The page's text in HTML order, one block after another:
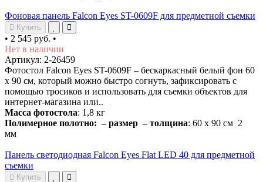
Фоновая панель Falcon Eyes ST-0609F для предметной съемки
Купить
• 2 545 руб. •
Нет в наличии
Артикул: 2-26459
Фотостол Falcon Eyes ST-0609F – бескаркасный белый фон 60
х 90 см, который можно быстро согнуть, зафиксировать с
помощью тросиков и использовать для съемки объектов для
интернет-магазина или..
Масса фотостола: 1,8 кг
Полимерное полотно: – размер – толщина: 60 х 90 см 2
мм
Панель светодиодная Falcon Eyes Flat LED 40 для предметной
съемки
Купить